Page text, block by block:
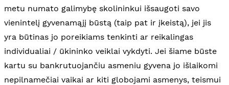
metu numato galimybę skolininkui išsaugoti savo
vienintelį gyvenamąjį būstą (taip pat ir įkeistą), jei jis
yra būtinas jo poreikiams tenkinti ar reikalingas
individualiai / ūkininko veiklai vykdyti. Jei šiame būste
kartu su bankrutuojančiu asmeniu gyvena jo išlaikomi
nepilnamečiai vaikai ar kiti globojami asmenys, teismui